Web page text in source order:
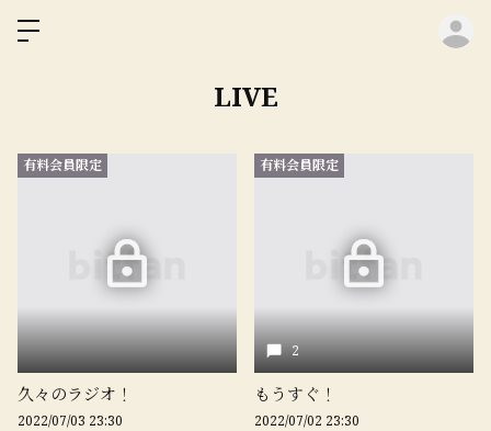
LIVE
有料会員限定
久々のラジオ！
2022/07/03 23:30
有料会員限定
2
もうすぐ！
2022/07/02 23:30